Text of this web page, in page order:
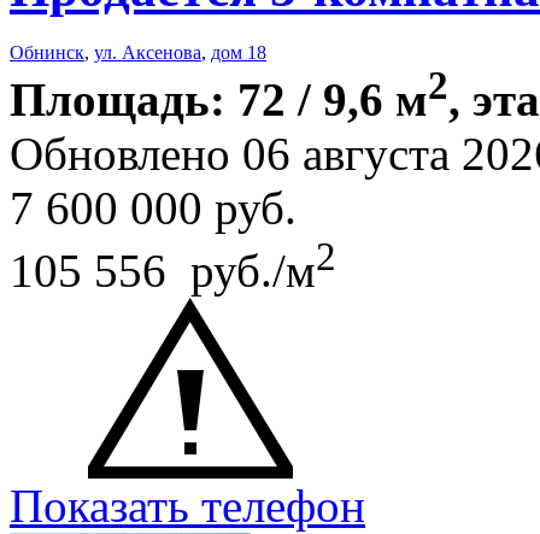
Обнинск, ул. Аксенова, дом 18
Площадь: 72 / 9,6 м2,
Обновлено 06 августа
7 600 000 руб.
105 556 руб./м2
Показать телефон